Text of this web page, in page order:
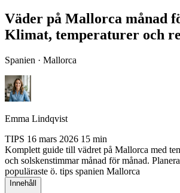
Väder på Mallorca månad
Klimat, temperaturer och
Spanien · Mallorca
Emma Lindqvist
TIPS 16 mars 2026 15 min
Komplett guide till vädret på Mallorca med
och solskenstimmar månad för månad.
populäraste ö. tips spanien Mallorca
Innehåll